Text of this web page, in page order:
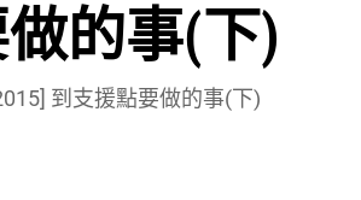
的事(下)
到支援點要做的事(下)